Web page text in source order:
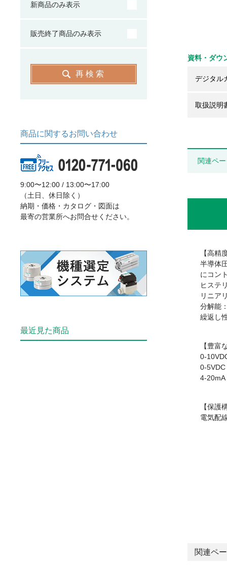
資料・ダウ
デジタル
取扱説明
関連ペ
【高精
半導体
にコン
ヒステ
リニア
分解能
繰返し
【豊富
0-
0-5VDC
4-20mA
【保護
電気配
関連ペ
新商品のみ表示
販売終了商品のみ表示
再検索
商品に関するお問い合わせ
9:00〜12:00 / 13:00〜17:00
（土日、休日除く）
納期・価格・カタログ・図面は
最寄の営業所へお問合せください。
最近見た商品